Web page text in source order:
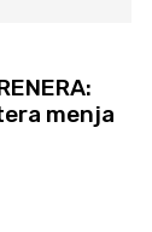
menja